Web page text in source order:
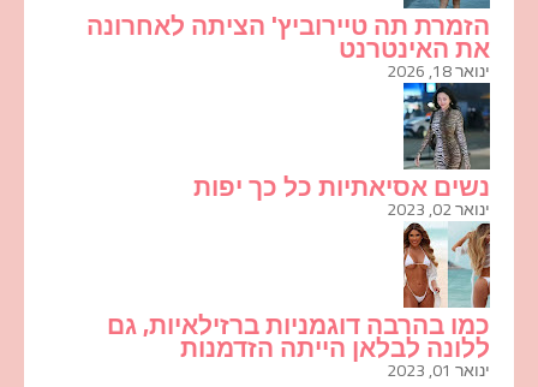
הזמרת תה טיירוביץ' הציתה לאחרונה
את האינטרנט
ינואר 18, 2026
נשים אסיאתיות כל כך יפות
ינואר 02, 2023
כמו בהרבה דוגמניות ברזילאיות, גם
ללונה לבלאן הייתה הזדמנות
ינואר 01, 2023